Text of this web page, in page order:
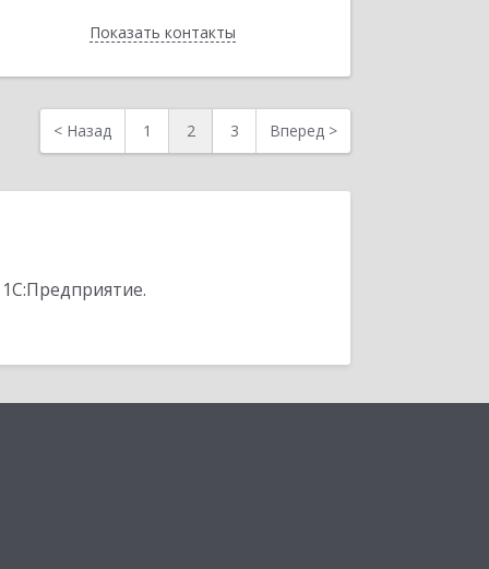
Показать контакты
Назад
< Назад 1 2 3 Вперед >